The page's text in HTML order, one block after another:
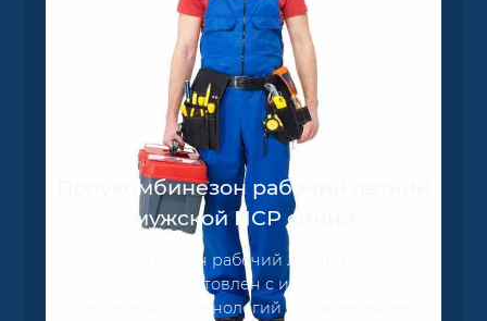
Полукомбинезон рабочий летний
мужской ПСР синий
Полукомбинезон рабочий летний мужской
ПСР синий изготовлен с использованием
современных технологий с применением